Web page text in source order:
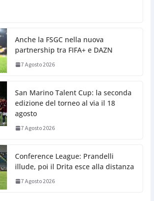
Anche la FSGC nella nuova
partnership tra FIFA+ e DAZN
7 Agosto 2026
San Marino Talent Cup: la seconda
edizione del torneo al via il 18
agosto
7 Agosto 2026
Conference League: Prandelli
illude, poi il Drita esce alla distanza
7 Agosto 2026